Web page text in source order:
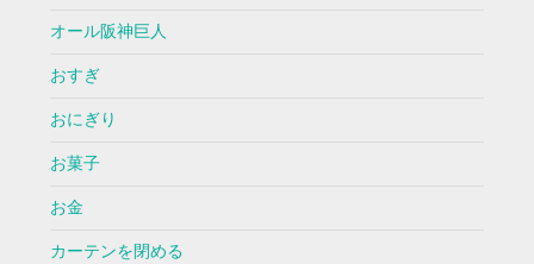
オール阪神巨人
おすぎ
おにぎり
お菓子
お金
カーテンを閉める